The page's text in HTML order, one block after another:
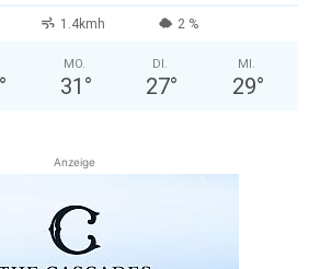
1.4kmh 2 %
MO.
31 °
DI.
27°
MI.
29°
Anzeige